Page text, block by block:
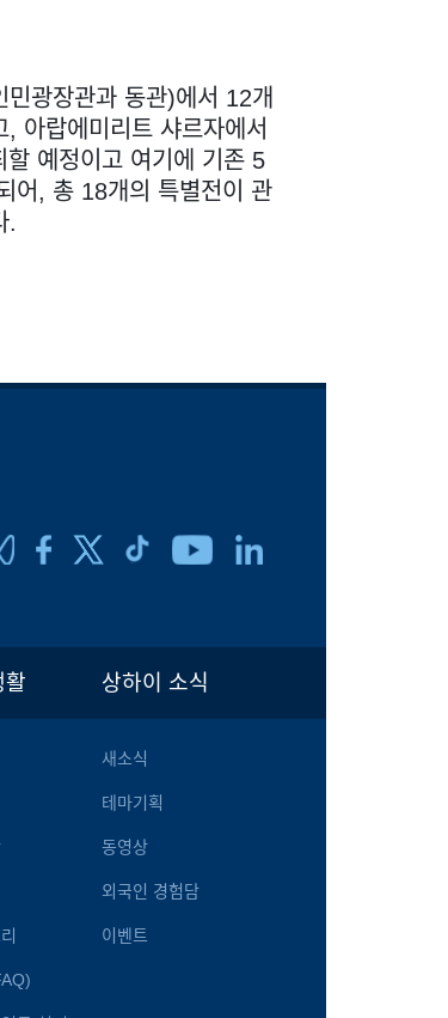
민광장관과 동관)에서 12개
아랍에미리트 샤르자에서
예정이고 여기에 기존 5
어, 총 18개의 특별전이 관
.
활 상하이 소식
새소식
테마기획
동영상
외국인 경험담
이벤트